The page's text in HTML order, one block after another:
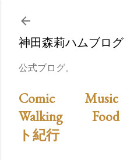
スキップしてメ
神田森莉ハムブログ
公式ブログ。
Comic
Walking
ト紀行